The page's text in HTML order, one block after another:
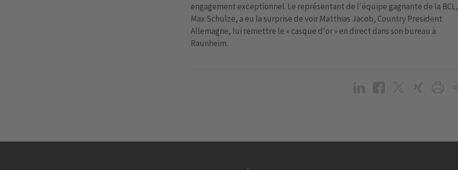
engagement exceptionnel. Le représentant de l'équipe gagnante de la BCL,
Max Schulze, a eu la surprise de voir Matthias Jacob, Country President
Allemagne, lui remettre le « casque d'or » en direct dans son bureau à
Raunheim.